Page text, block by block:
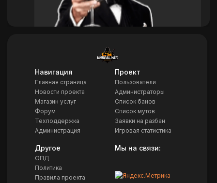
Myr
Навигация
Главная страница
Новости проекта
Магазин услуг
Форум
Техподдержка
Администрация
Проект
Пользователи
Администраторы
Список банов
Список мутов
Заявки на разбан
Игровая статистика
Другое
ОПД
Политика
Правила проекта
Мы на связи: